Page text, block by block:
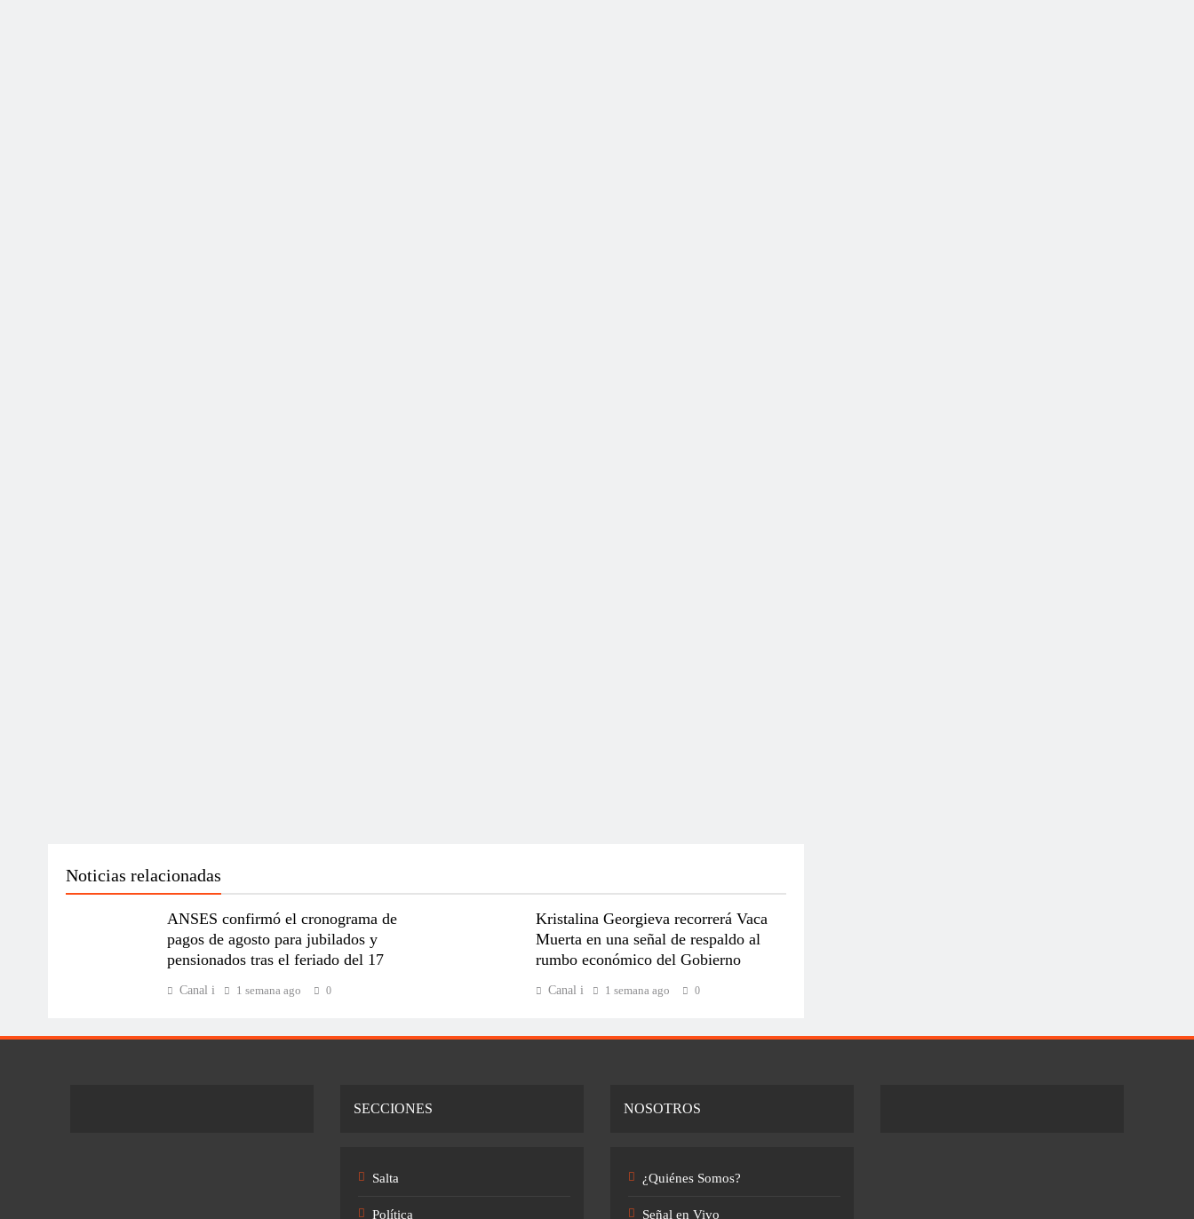
Noticias relacionadas
ANSES confirmó el cronograma de
pagos de agosto para jubilados y
pensionados tras el feriado del 17
Canal i 1 semana ago 0
Kristalina Georgieva recorrerá Vaca
Muerta en una señal de respaldo al
rumbo económico del Gobierno
Canal i 1 semana ago 0
SECCIONES
Salta
Política
NOSOTROS
¿Quiénes Somos?
Señal en Vivo